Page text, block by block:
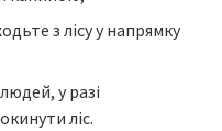
з лісу у напрямку
у разі
ліс.